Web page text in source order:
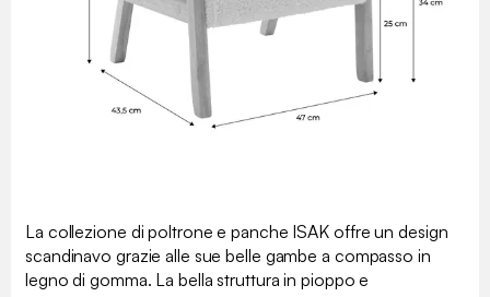
La collezione di poltrone e panche ISAK offre un design
scandinavo grazie alle sue belle gambe a compasso in
legno di gomma. La bella struttura in pioppo e